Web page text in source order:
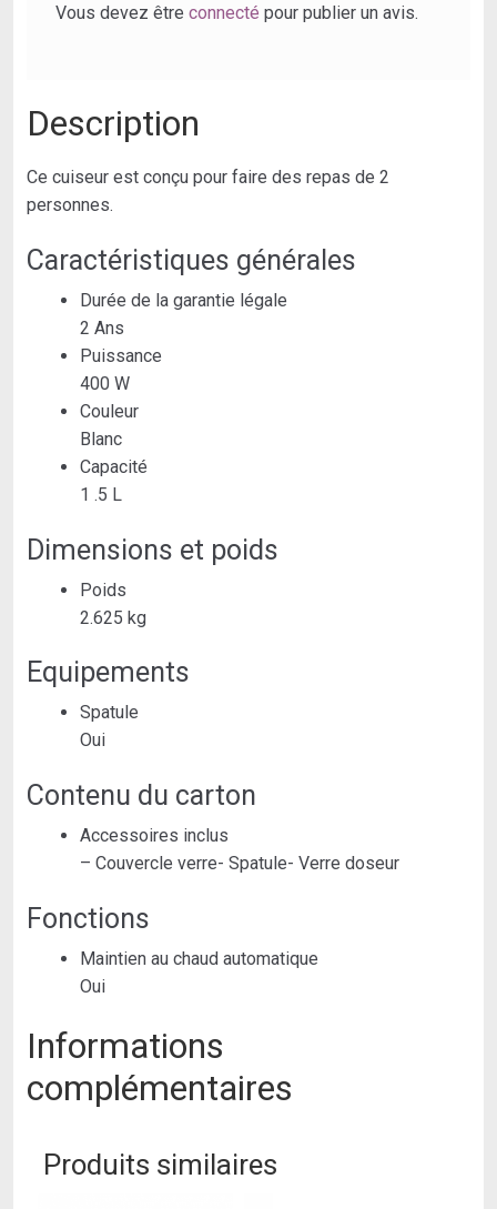
Vous devez être connecté pour publier un avis.
Description
Ce cuiseur est conçu pour faire des repas de 2
personnes.
Caractéristiques générales
Durée de la garantie légale
2 Ans
Puissance
400 W
Couleur
Blanc
Capacité
1 .5 L
Dimensions et poids
Poids
2.625 kg
Equipements
Spatule
Oui
Contenu du carton
Accessoires inclus
– Couvercle verre- Spatule- Verre doseur
Fonctions
Maintien au chaud automatique
Oui
Informations
complémentaires
Produits similaires